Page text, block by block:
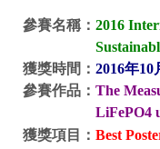
參賽名稱： 2016
獲獎時間： 2016年10
參賽作品： The
LiFePO4
獲獎項目： Best